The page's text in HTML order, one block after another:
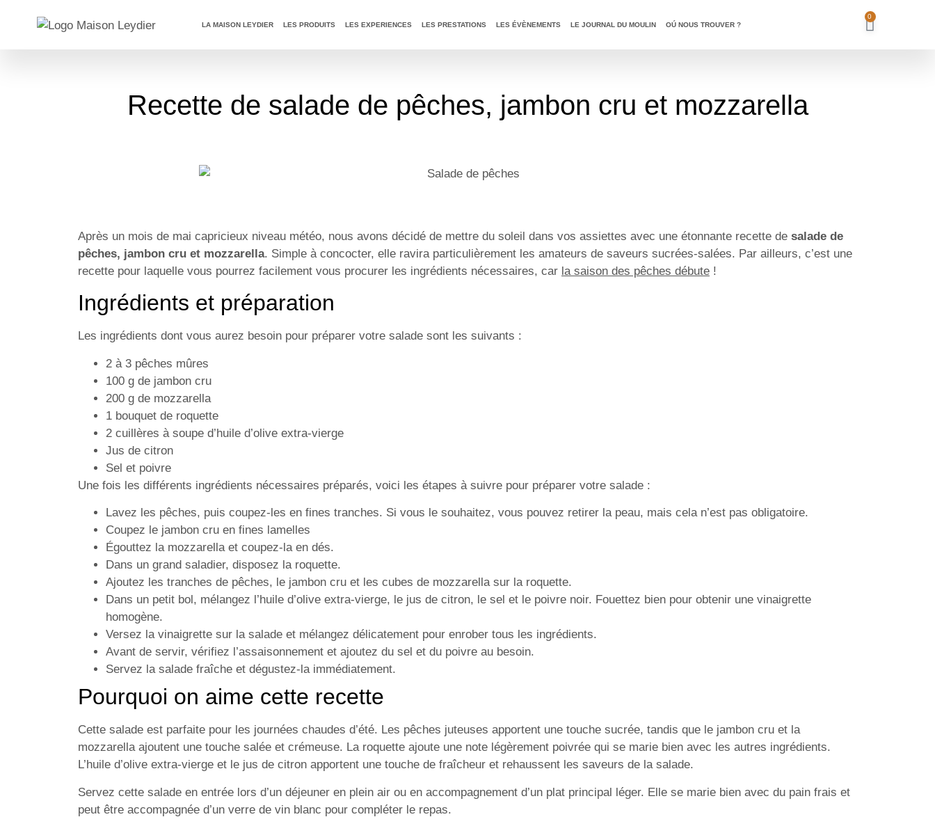
LA MAISON LEYDIER LES PRODUITS LES EXPERIENCES LES PRESTATIONS LES ÉVÈNEMENTS LE JOURNAL DU MOULIN OÚ NOUS TROUVER ?
0
Recette de salade de pêches, jambon cru et mozzarella
Après un mois de mai capricieux niveau météo, nous avons décidé de mettre du soleil dans vos assiettes avec une étonnante recette de salade de
pêches, jambon cru et mozzarella. Simple à concocter, elle ravira particulièrement les amateurs de saveurs sucrées-salées. Par ailleurs, c’est une
recette pour laquelle vous pourrez facilement vous procurer les ingrédients nécessaires, car la saison des pêches débute !
Ingrédients et préparation
Les ingrédients dont vous aurez besoin pour préparer votre salade sont les suivants :
2 à 3 pêches mûres
100 g de jambon cru
200 g de mozzarella
1 bouquet de roquette
2 cuillères à soupe d’huile d’olive extra-vierge
Jus de citron
Sel et poivre
Une fois les différents ingrédients nécessaires préparés, voici les étapes à suivre pour préparer votre salade :
Lavez les pêches, puis coupez-les en fines tranches. Si vous le souhaitez, vous pouvez retirer la peau, mais cela n’est pas obligatoire.
Coupez le jambon cru en fines lamelles
Égouttez la mozzarella et coupez-la en dés.
Dans un grand saladier, disposez la roquette.
Ajoutez les tranches de pêches, le jambon cru et les cubes de mozzarella sur la roquette.
Dans un petit bol, mélangez l’huile d’olive extra-vierge, le jus de citron, le sel et le poivre noir. Fouettez bien pour obtenir une vinaigrette
homogène.
Versez la vinaigrette sur la salade et mélangez délicatement pour enrober tous les ingrédients.
Avant de servir, vérifiez l’assaisonnement et ajoutez du sel et du poivre au besoin.
Servez la salade fraîche et dégustez-la immédiatement.
Pourquoi on aime cette recette
Cette salade est parfaite pour les journées chaudes d’été. Les pêches juteuses apportent une touche sucrée, tandis que le jambon cru et la
mozzarella ajoutent une touche salée et crémeuse. La roquette ajoute une note légèrement poivrée qui se marie bien avec les autres ingrédients.
L’huile d’olive extra-vierge et le jus de citron apportent une touche de fraîcheur et rehaussent les saveurs de la salade.
Servez cette salade en entrée lors d’un déjeuner en plein air ou en accompagnement d’un plat principal léger. Elle se marie bien avec du pain frais et
peut être accompagnée d’un verre de vin blanc pour compléter le repas.
OFFRE DU MOMENT: -10 % sur notre huile d'olive intense (tous nos formats) Je commande